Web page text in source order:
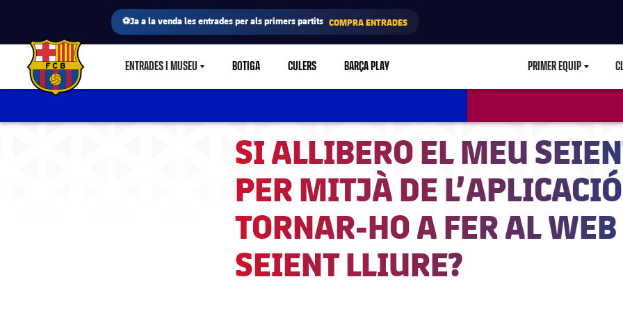
⚽Ja a la venda les entrades per als primers partits COMPRA ENTRADES
FC Barcelona club badge ENTRADES I MUSEULABEL.SHARE.CARETDOWN
BOTIGA CULERS BARÇA PLAY PRIMER EQUIP
SI ALLIBERO EL MEU
PER MITJÀ DE
TORNAR-HO A FER AL
SEIENT LLIURE?